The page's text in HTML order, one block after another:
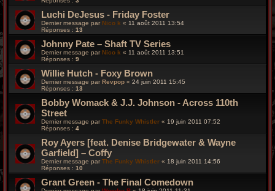
Luchi DeJesus - Friday Foster
Dernier message par Nico k « 11 août 2011 13:54
Réponses : 13
Johnny Pate – Shaft TV Series
Dernier message par Nico k « 11 août 2011 13:51
Réponses : 9
Willie Hutch - Foxy Brown
Dernier message par Revpop « 24 juin 2011 15:45
Réponses : 13
Bobby Womack & J.J. Johnson - Across 110th
Street
Dernier message par The Funky Whistler « 19 juin 2011 07:52
Réponses : 4
Roy Ayers [feat. Denise Bridgewater & Wayne
Garfield] – Coffy
Dernier message par The Funky Whistler « 18 juin 2011 14:56
Réponses : 10
Grant Green - The Final Comedown